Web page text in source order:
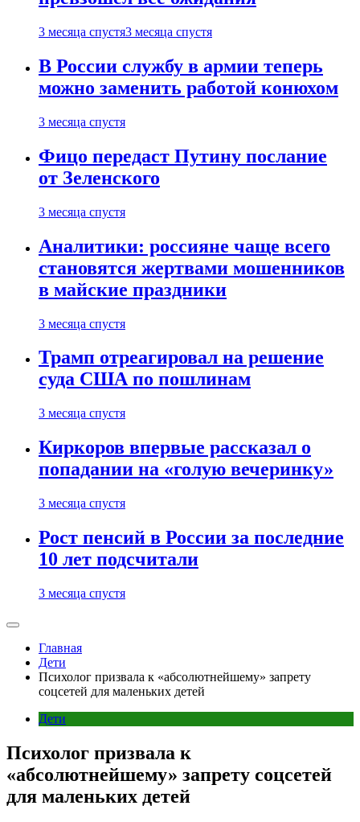
3 месяца спустя3 месяца спустя
В России службу в армии теперь
можно заменить работой конюхом
3 месяца спустя
Фицо передаст Путину послание
от Зеленского
3 месяца спустя
Аналитики: россияне чаще всего
становятся жертвами мошенников
в майские праздники
3 месяца спустя
Трамп отреагировал на решение
суда США по пошлинам
3 месяца спустя
Киркоров впервые рассказал о
попадании на «голую вечеринку»
3 месяца спустя
Рост пенсий в России за последние
10 лет подсчитали
3 месяца спустя
Главная
Дети
Психолог призвала к «абсолютнейшему» запрету
соцсетей для маленьких детей
Дети
Психолог призвала к
«абсолютнейшему» запрету соцсетей
для маленьких детей